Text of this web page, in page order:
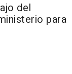
del
para